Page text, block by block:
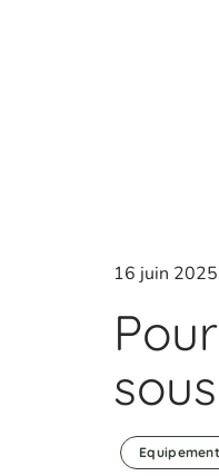
16 juin 2025
Equipement